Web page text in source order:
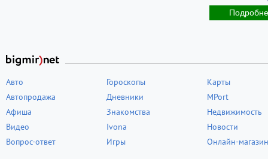
Авто
Автопродажа
Афиша
Видео
Вопрос-ответ
Гороскопы
Дневники
Знакомства
Ivona
Игры
Карты
MPort
Недвижимость
Новости
Онлайн-магазин